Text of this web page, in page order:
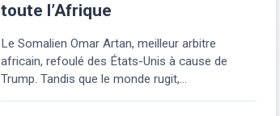
toute l’Afrique
Le Somalien Omar Artan, meilleur arbitre
africain, refoulé des États-Unis à cause de
Trump. Tandis que le monde rugit,...